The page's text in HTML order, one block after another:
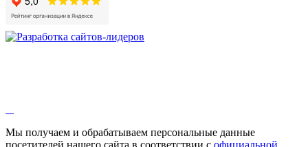
Душица
Змееголовник
Мыльнянка
Мы получаем и обрабатываем персональные данные
посетителей нашего сайта в соответствии с официальной